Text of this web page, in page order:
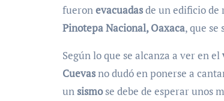
fueronevacuadasde un edificio de
Pinotepa Nacional, Oaxaca, que se
Según lo que se alcanza a ver en el
Cuevasno dudó en ponerse a
un sismose debe de esperar unos